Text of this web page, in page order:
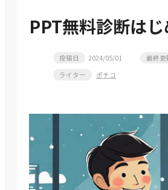
PPT無料診断はじ
投稿日 2024/05/01 最終更
ライター
ポチコ